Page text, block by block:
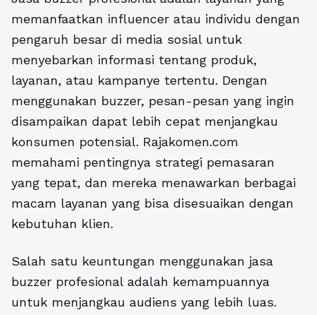
memanfaatkan influencer atau individu dengan
pengaruh besar di media sosial untuk
menyebarkan informasi tentang produk,
layanan, atau kampanye tertentu. Dengan
menggunakan buzzer, pesan-pesan yang ingin
disampaikan dapat lebih cepat menjangkau
konsumen potensial. Rajakomen.com
memahami pentingnya strategi pemasaran
yang tepat, dan mereka menawarkan berbagai
macam layanan yang bisa disesuaikan dengan
kebutuhan klien.
Salah satu keuntungan menggunakan jasa
buzzer profesional adalah kemampuannya
untuk menjangkau audiens yang lebih luas.